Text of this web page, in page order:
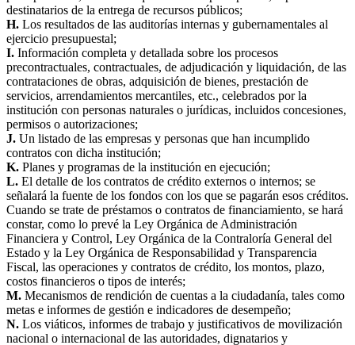
destinatarios de la entrega de recursos públicos;
H. Los resultados de las auditorías internas y gubernamentales al
ejercicio presupuestal;
I. Información completa y detallada sobre los procesos
precontractuales, contractuales, de adjudicación y liquidación, de las
contrataciones de obras, adquisición de bienes, prestación de
servicios, arrendamientos mercantiles, etc., celebrados por la
institución con personas naturales o jurídicas, incluidos concesiones,
permisos o autorizaciones;
J. Un listado de las empresas y personas que han incumplido
contratos con dicha institución;
K. Planes y programas de la institución en ejecución;
L. El detalle de los contratos de crédito externos o internos; se
señalará la fuente de los fondos con los que se pagarán esos créditos.
Cuando se trate de préstamos o contratos de financiamiento, se hará
constar, como lo prevé la Ley Orgánica de Administración
Financiera y Control, Ley Orgánica de la Contraloría General del
Estado y la Ley Orgánica de Responsabilidad y Transparencia
Fiscal, las operaciones y contratos de crédito, los montos, plazo,
costos financieros o tipos de interés;
M. Mecanismos de rendición de cuentas a la ciudadanía, tales como
metas e informes de gestión e indicadores de desempeño;
N. Los viáticos, informes de trabajo y justificativos de movilización
nacional o internacional de las autoridades, dignatarios y